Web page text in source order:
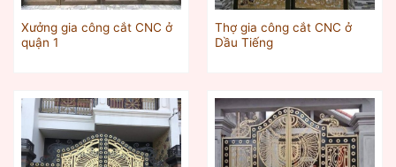
Xưởng gia công cắt CNC ở
quận 1
Thợ gia công cắt CNC ở
Dầu Tiếng